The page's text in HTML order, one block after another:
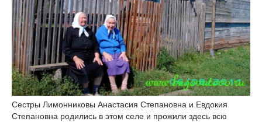
Сестры Лимонниковы Анастасия Степановна и Евдокия
Степановна родились в этом селе и прожили здесь всю